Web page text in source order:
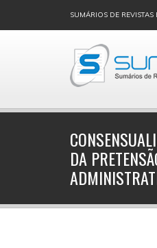
SUMÁRIOS DE
DA